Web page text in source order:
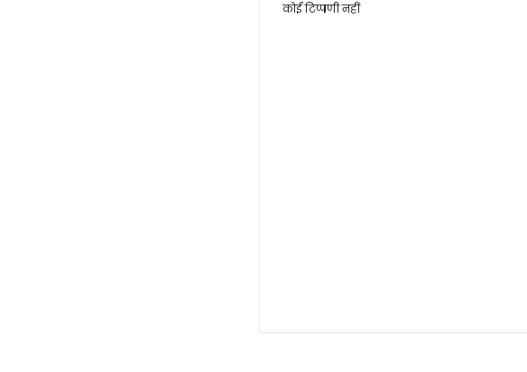
कोई टिप्पणी नहीं